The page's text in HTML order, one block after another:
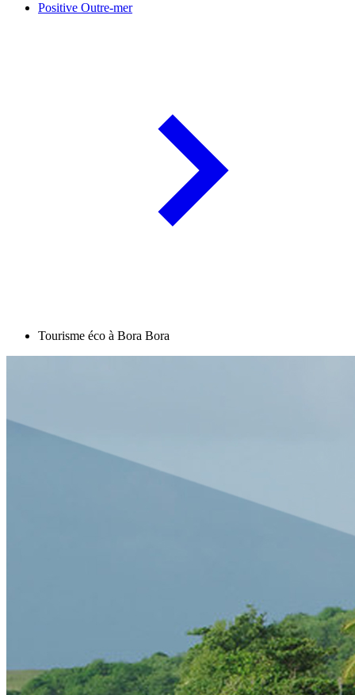
Positive Outre-mer
Tourisme éco à Bora Bora